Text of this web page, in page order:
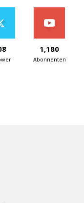
1,180
Abonnenten